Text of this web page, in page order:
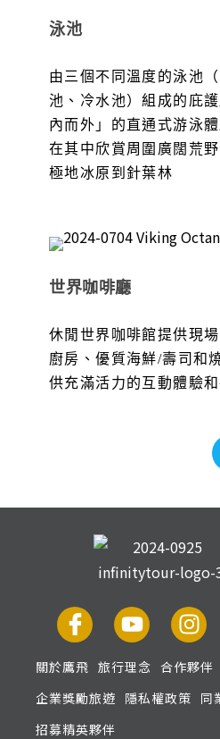
泳池
由三個不同溫度的泳池
池、冷水池）組成的庇
內而外」的直通式游泳
在其中欣賞周圍廣闊荒
極地冰原到針葉林
世界咖啡廳
休閒世界咖啡館提供現
廚房、優質海鮮/壽司和
供充滿活力的互動體驗
關於鷹飛 旅行理念 合作夥伴
企業獎勵旅遊 隱私權政策 同
招募精英夥伴